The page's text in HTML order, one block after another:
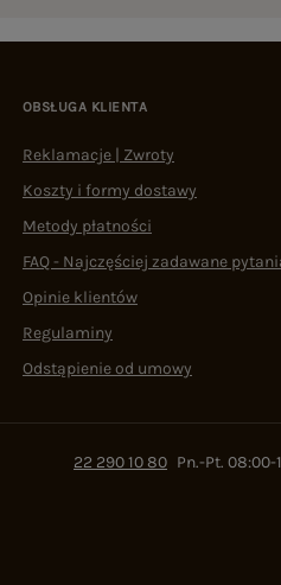
OBSŁUGA KLIENTA
Reklamacje | Zwroty
Koszty i formy dostawy
Metody płatności
FAQ - Najczęściej zadawane
Opinie klientów
Regulaminy
Odstąpienie od umowy
22 290 10 80 Pn.-Pt. 08:00-